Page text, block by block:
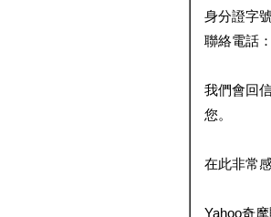
身分證字號
聯絡電話：
我們會回
您。
在此非常
Yahoo奇